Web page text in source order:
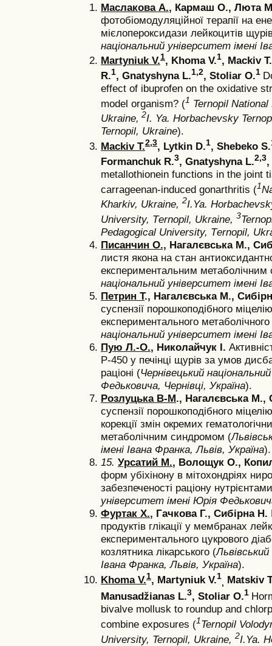
Маслакова А., Кармаш О., Люта
фотобіомодуляційної терапії на
мієлопероксидази лейкоцитів
національний університет імені
Martyniuk V.1, Khoma V.1, Mackiv T.
R.1, Gnatyshyna L.1,2, Stoliar O.1
effect of ibuprofen on the oxidative
model organism? (1 Ternopil
Ukraine, 2I. Ya. Horbachevsky
Ternopil, Ukraine).
Mackiv T.2,3, Lytkin D.1, Shebeko S.
Formanchuk R.3, Gnatyshyna L.2,3
metallothionein functions in the joint
carrageenan-induced gonarthritis (1
Kharkiv, Ukraine, 2I.Ya.
University, Тernopil, Ukraine, 3
Pedagogical University, Тernopil,
Писанчин О., Нагалєвська М.,
листя якона на стан
експериментальним
національний університет імені
Петрин Т., Нагалєвська М.,
суспензії порошкоподібного
експериментального
національний університет імені
Пую Л.-О., Николайчук І.
Р-450 у печінці щурів за умов
раціоні (Чернівецький
Федьковича, Чернівці, Україна).
Розлуцька В-М., Нагалєвська М.,
суспензії порошкоподібного
корекції змін окремих
метаболічним синдромом (
імені Івана Франка, Львів, Україна).
15. Урсатий М., Волощук О.,
форм убіхінону в мітохондріях
забезпеченості раціону
університет імені Юрія
Фуртак Х., Гачкова Г., Сибірна Н.
продуктів глікації у мембранах
експериментального цукрового
козлятника лікарського (
Івана Франка, Львів, Україна).
Khoma V.1, Martyniuk V.1
, Matskiv
Manusadžianas L.3, Stoliar O.1
bivalve mollusk to roundup and
combine exposures (1Ternopil
University, Ternopil, Ukraine, 2I.Ya.